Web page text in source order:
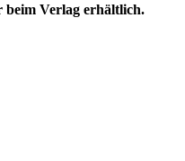
beim Verlag erhältlich.